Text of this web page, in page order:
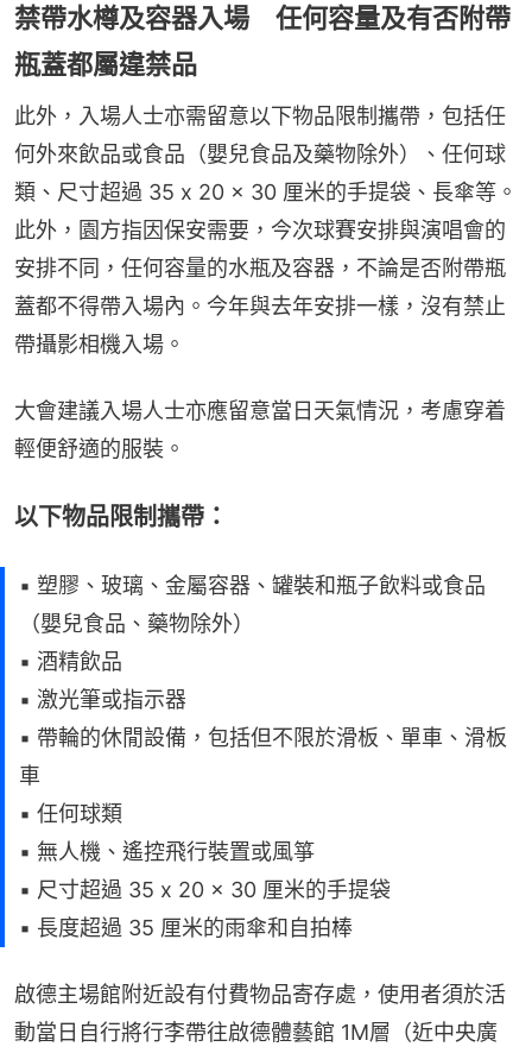
禁帶水樽及容器入場 任何容量及有否附帶
瓶蓋都屬違禁品
此外，入場人士亦需留意以下物品限制攜帶，包括任
何外來飲品或食品（嬰兒食品及藥物除外）、任何球
類、尺寸超過 35 x 20 x 30 厘米的手提袋、長傘等。
此外，園方指因保安需要，今次球賽安排與演唱會的
安排不同，任何容量的水瓶及容器，不論是否附帶瓶
蓋都不得帶入場內。今年與去年安排一樣，沒有禁止
帶攝影相機入場。
大會建議入場人士亦應留意當日天氣情況，考慮穿着
輕便舒適的服裝。
以下物品限制攜帶：
▪ 塑膠、玻璃、金屬容器、罐裝和瓶子飲料或食品
（嬰兒食品、藥物除外）
▪ 酒精飲品
▪ 激光筆或指示器
▪ 帶輪的休閒設備，包括但不限於滑板、單車、滑板
車
▪ 任何球類
▪ 無人機、遙控飛行裝置或風箏
▪ 尺寸超過 35 x 20 x 30 厘米的手提袋
▪ 長度超過 35 厘米的雨傘和自拍棒
啟德主場館附近設有付費物品寄存處，使用者須於活
動當日自行將行李帶往啟德體藝館 1M層（近中央廣